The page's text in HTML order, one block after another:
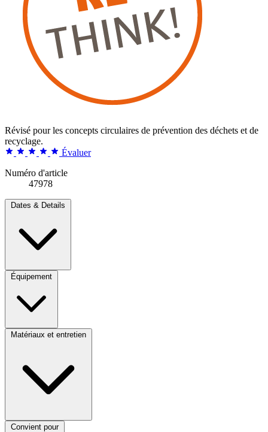
Révisé pour les concepts circulaires de prévention des déchets et de
recyclage.
Évaluer
Numéro d'article
47978
Dates & Details
Équipement
Matériaux et entretien
Convient pour